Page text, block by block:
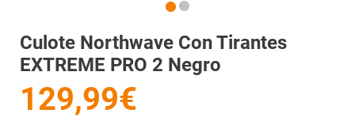
Culote Northwave Con Tirantes
EXTREME PRO 2 Negro
129,99€